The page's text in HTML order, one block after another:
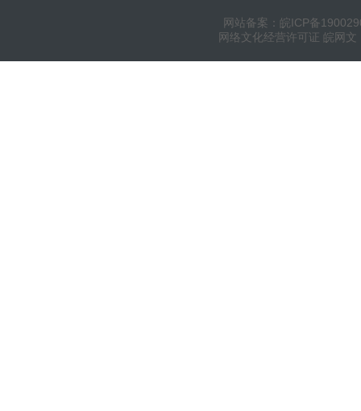
网站备案：皖ICP备
网络文化经营许可证 皖网